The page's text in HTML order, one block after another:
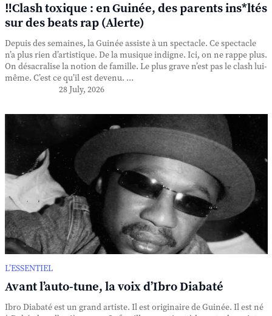
‼️Clash toxique : en Guinée, des parents ins*ltés
sur des beats rap (Alerte)
Depuis des semaines, la Guinée assiste à un spectacle. Ce spectacle
n’a plus rien d’artistique. De la musique indigne. Ici, on ne rappe plus.
On désacralise la notion de famille. Le plus grave n’est pas le clash lui-
même. C’est ce qu’il est devenu. ...
28 July, 2026
L’ESSENTIEL
Avant l’auto-tune, la voix d’Ibro Diabaté
Ibro Diabaté est un grand artiste. Il est originaire de Guinée. Il est né